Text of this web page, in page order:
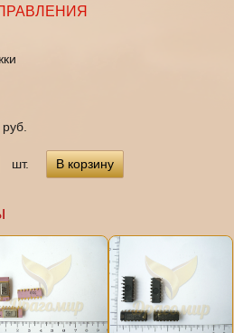
шт. В корзину